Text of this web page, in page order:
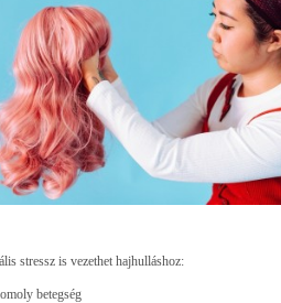
stressz is vezethet hajhulláshoz:
betegség